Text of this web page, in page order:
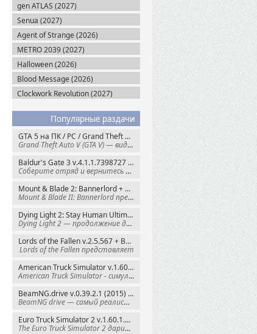
gen ATLAS (2027)
Senua (2027)
Agent of Strange (2026)
METRO 2039 (2027)
Halloween (2026)
Blood Message (2026)
Clockwork Revolution (2027)
Популярные раздачи
GTA 5 на ПК / PC / Grand Theft Auto V: Premium Edition (2015) Steam-Rip
Grand Theft Auto V (GTA V) — видеоигра из
Baldur's Gate 3 v.4.1.1.7398727 + Все DLC (2023) GOG-Rip
Соберите отряд и вернитесь в Забытые
Mount & Blade 2: Bannerlord + War Sails v.1.4.7.117484 (2025) GOG
Mount & Blade II: Bannerlord представляет
Dying Light 2: Stay Human Ultimate Edition v.1.29.1 + Все DLC (2022) Пиратка
Dying Light 2 — продолжение динамичного
Lords of the Fallen v.2.5.567 + Все DLC (2023) Пиратка
Lords of the Fallen представляет
American Truck Simulator v.1.60.1.8s + Все DLC (2016) Пиратка
American Truck Simulator - симулятор
BeamNG.drive v.0.39.2.1 (2015) RePack
BeamNG drive — самый реалистичный
Euro Truck Simulator 2 v.1.60.1.7s + Все DLC (2012) Пиратка
The Euro Truck Simulator 2 дарит вам опыт